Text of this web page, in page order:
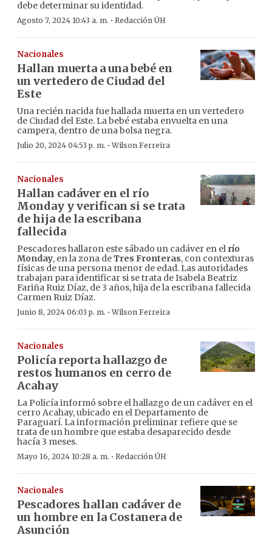
debe determinar su identidad.
Agosto 7, 2024 10:43 a. m. · Redacción ÚH
Nacionales
Hallan muerta a una bebé en
un vertedero de Ciudad del
Este
Una recién nacida fue hallada muerta en un vertedero
de Ciudad del Este. La bebé estaba envuelta en una
campera, dentro de una bolsa negra.
Julio 20, 2024 04:53 p. m. ·Wilson Ferreira
Nacionales
Hallan cadáver en el río
Monday y verifican si se trata
de hija de la escribana
fallecida
Pescadores hallaron este sábado un cadáver en el río
Monday, en la zona deTres Fronteras, con contexturas
físicas de una persona menor de edad. Las autoridades
trabajan para identificar si se trata de Isabela Beatriz
Fariña Ruiz Díaz, de 3 años, hija de la escribana fallecida
Carmen Ruiz Díaz.
Junio 8, 2024 06:03 p. m. ·Wilson Ferreira
Nacionales
Policía reporta hallazgo de
restos humanos en cerro de
Acahay
La Policía informó sobre el hallazgo de un cadáver en el
cerro Acahay, ubicado en el Departamento de
Paraguarí. La información preliminar refiere que se
trata de un hombre que estaba desaparecido desde
hacía 3 meses.
Mayo 16, 2024 10:28 a. m. · Redacción ÚH
Nacionales
Pescadores hallan cadáver de
un hombre en la Costanera de
Asunción